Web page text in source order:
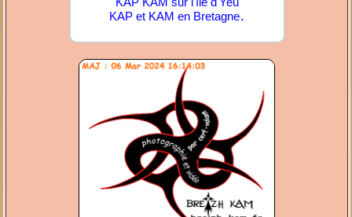
KAP et KAM en Bretagne.